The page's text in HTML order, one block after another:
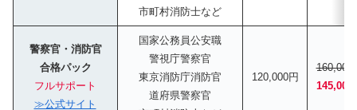
市町村消防士など
警察官・消防官
合格パック
フルサポート
≫公式サイト
国家公務員公安職
警視庁警察官
東京消防庁消防官
道府県警察官
120,000円
160,000
145,000